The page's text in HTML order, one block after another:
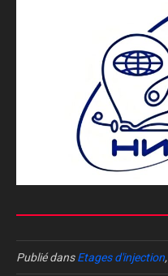
Publié dansEtages d'injection,